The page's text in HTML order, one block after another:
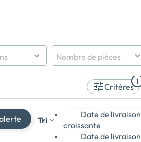
2 pièces et +
4 pièces et +
5 pièces et +
Nombre de pièces
Critères
1
Tri
Date de livraison
croissante
Date de livraison